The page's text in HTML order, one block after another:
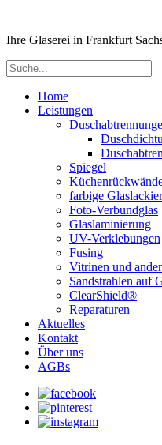
Ihre Glaserei in Frankfurt
Home
Leistungen
Spiegel
farbige
Foto-Verbundglas
Glaslaminierung
UV-Verklebungen
Fusing
Vitrinen und
Sandstrahlen auf
ClearShield®
Reparaturen
Aktuelles
Kontakt
Über uns
AGBs